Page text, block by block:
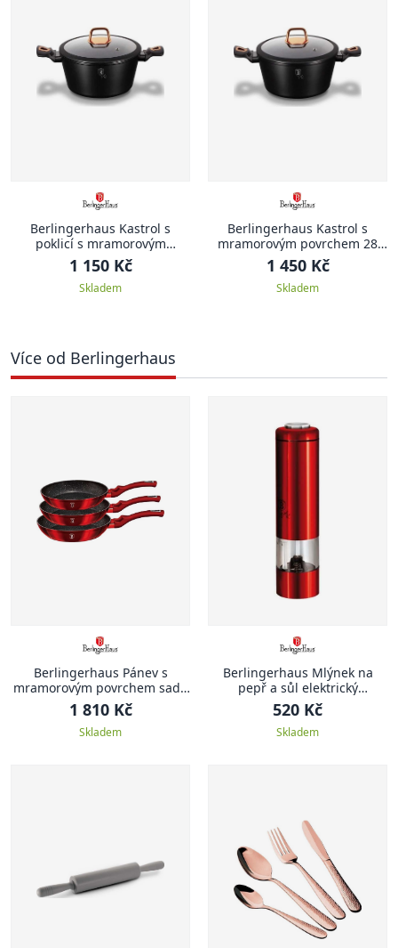
Berlingerhaus Kastrol s
poklicí s mramorovým
povrchem 20 cm Black Rose
Collection
1 150 Kč
Skladem
Berlingerhaus Kastrol s
mramorovým povrchem 28
cm Black Rose Collection
1 450 Kč
Skladem
Více od Berlingerhaus
Berlingerhaus Pánev s
mramorovým povrchem sada
3 ks Burgundy Metallic Line
1 810 Kč
Skladem
Berlingerhaus Mlýnek na
pepř a sůl elektrický
Burgundy Metallic Line
520 Kč
Skladem